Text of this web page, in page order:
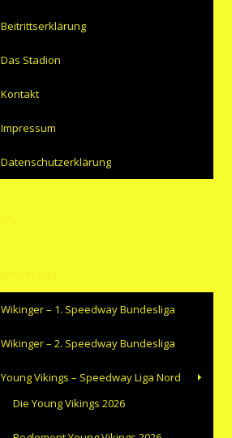
Beitrittserklärung
Das Stadion
Kontakt
Impressum
Datenschutzerklärung
Wikinger – 1. Speedway Bundesliga
Wikinger – 2. Speedway Bundesliga
Young Vikings – Speedway Liga Nord
Die Young Vikings 2026